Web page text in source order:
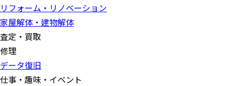
リフォーム・リノベーション
家屋解体・建物解体
査定・買取
修理
データ復旧
仕事・趣味・イベント